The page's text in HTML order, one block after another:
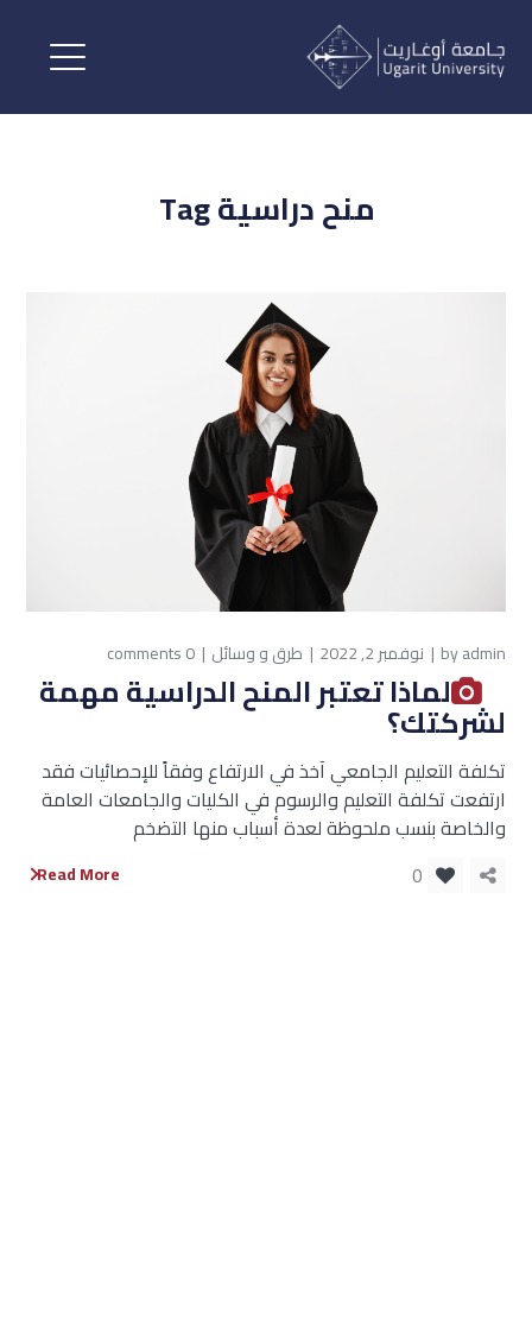
منح دراسية Tag
byadmin نوفمبر 2, 2022 طرق و وسائل 0 comments
لماذا تعتبر المنح الدراسية مهمة
لشركتك؟
تكلفة التعليم الجامعي آخذ في الارتفاع وفقاً للإحصائيات فقد
ارتفعت تكلفة التعليم والرسوم في الكليات والجامعات العامة
والخاصة بنسب ملحوظة لعدة أسباب منها التضخم
Read More 0